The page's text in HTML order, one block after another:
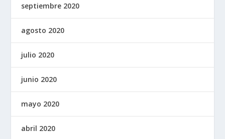
septiembre 2020
agosto 2020
julio 2020
junio 2020
mayo 2020
abril 2020